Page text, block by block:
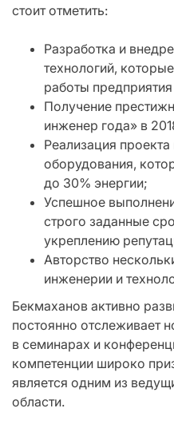
стоит отметить:
Разработка и
технологий,
работы
Получение
инженер года» в
Реализация
оборудования,
до 30% энергии;
Успешное
строго заданные
укреплению
Авторство
инженерии и
Бекмаханов активно
постоянно отслеживает
в семинарах и
компетенции широко
является одним из
области.